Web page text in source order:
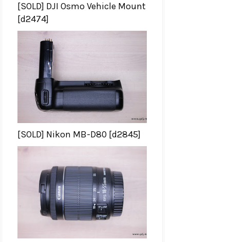
[SOLD] DJI Osmo Vehicle Mount
[d2474]
[SOLD] Nikon MB-D80 [d2845]